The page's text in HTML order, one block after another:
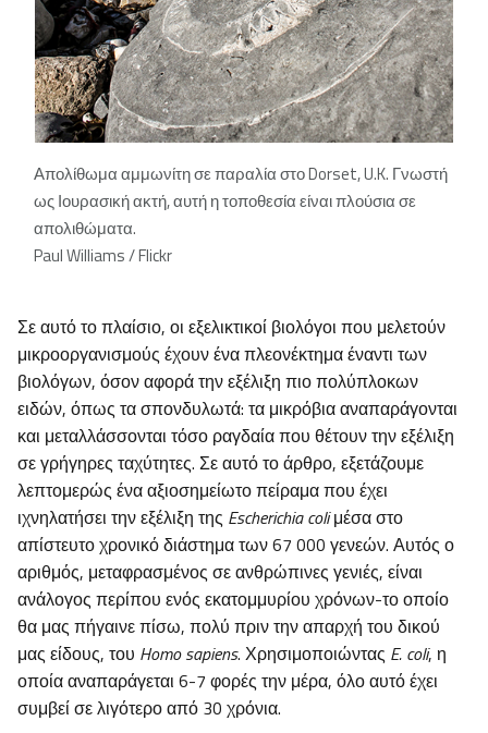
Απολίθωμα αμμωνίτη σε παραλία στοDorset,U.K. Γνωστή
ως Ιουρασική ακτή, αυτή η τοποθεσία είναι πλούσια σε
απολιθώματα.
Paul Williams / Flickr
Σε αυτό το πλαίσιο, οι εξελικτικοί βιολόγοι που μελετούν
μικροοργανισμούς έχουν ένα πλεονέκτημα έναντι των
βιολόγων, όσον αφορά την εξέλιξη πιο πολύπλοκων
ειδών, όπως τα σπονδυλωτά: τα μικρόβια αναπαράγονται
και μεταλλάσσονται τόσο ραγδαία που θέτουν την εξέλιξη
σε γρήγηρες ταχύτητες. Σε αυτό το άρθρο, εξετάζουμε
λεπτομερώς ένα αξιοσημείωτο πείραμα που έχει
ιχνηλατήσει την εξέλιξη της Escherichia coliμέσα στο
απίστευτο χρονικό διάστημα των 67 000 γενεών. Αυτός ο
αριθμός, μεταφρασμένος σε ανθρώπινες γενιές, είναι
ανάλογος περίπου ενός εκατομμυρίου χρόνων-το οποίο
θα μας πήγαινε πίσω, πολύ πριν την απαρχή του δικού
μας είδους, του Homo sapiens. Χρησιμοποιώντας E. coli, η
οποία αναπαράγεται 6-7 φορές την μέρα, όλο αυτό έχει
συμβεί σε λιγότερο από 30 χρόνια.